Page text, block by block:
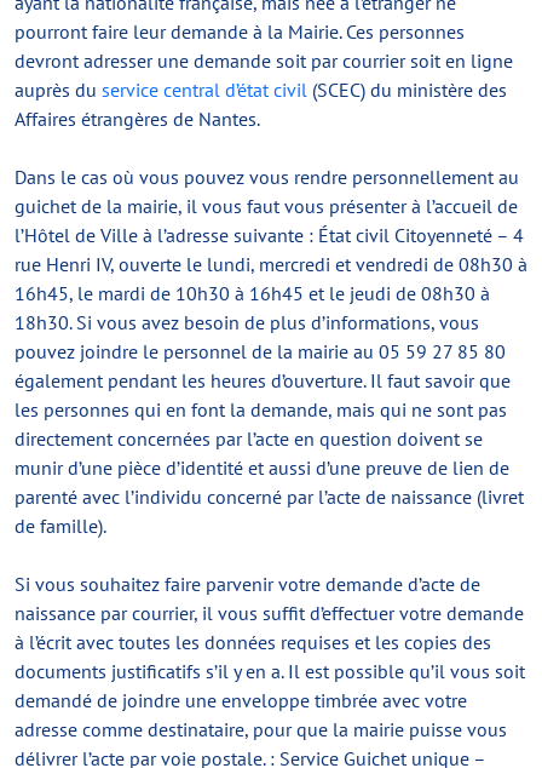
pourront faire leur demande à la Mairie. Ces personnes
devront adresser une demande soit par courrier soit en ligne
auprès du service central d’état civil (SCEC) du ministère des
Affaires étrangères de Nantes.
Dans le cas où vous pouvez vous rendre personnellement au
guichet de la mairie, il vous faut vous présenter à l’accueil de
l’Hôtel de Ville à l’adresse suivante : État civil Citoyenneté – 4
rue Henri IV, ouverte le lundi, mercredi et vendredi de 08h30 à
16h45, le mardi de 10h30 à 16h45 et le jeudi de 08h30 à
18h30. Si vous avez besoin de plus d’informations, vous
pouvez joindre le personnel de la mairie au 05 59 27 85 80
également pendant les heures d’ouverture. Il faut savoir que
les personnes qui en font la demande, mais qui ne sont pas
directement concernées par l’acte en question doivent se
munir d’une pièce d’identité et aussi d’une preuve de lien de
parenté avec l’individu concerné par l’acte de naissance (livret
de famille).
Si vous souhaitez faire parvenir votre demande d’acte de
naissance par courrier, il vous suffit d’effectuer votre demande
à l’écrit avec toutes les données requises et les copies des
documents justificatifs s’il y en a. Il est possible qu’il vous soit
demandé de joindre une enveloppe timbrée avec votre
adresse comme destinataire, pour que la mairie puisse vous
délivrer l’acte par voie postale. : Service Guichet unique –